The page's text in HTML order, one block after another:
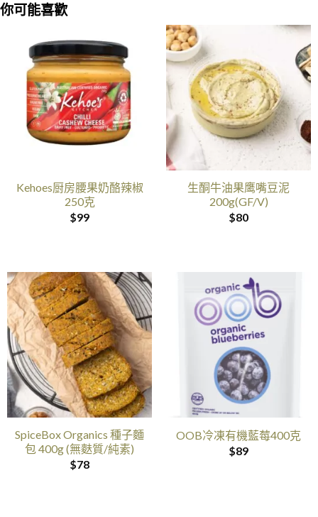
你可能喜歡
Kehoes厨房腰果奶酪辣椒
250克
$99
生酮牛油果鹰嘴豆泥
200g(GF/V)
$80
SpiceBox Organics 種子麵
包 400g (無麩質/純素)
$78
OOB冷凍有機藍莓400克
$89